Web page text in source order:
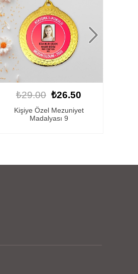
₺29.00 ₺26.50
Kişiye Özel Mezuniyet
Madalyası 28